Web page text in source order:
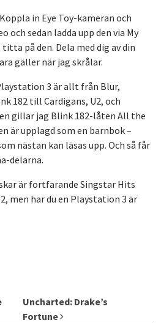
in Eye Toy-kameran och
och sedan ladda upp den via My
på den. Dela med dig av din
gäller när jag skrålar.
3 är allt från Blur,
182 till Cardigans, U2, och
gillar jag Blink 182-låten All the
är upplagd som en barnbok –
nästan kan läsas upp. Och så får
delarna.
är fortfarande Singstar Hits
men har du en Playstation 3 är
Uncharted: Drake’s
Fortune